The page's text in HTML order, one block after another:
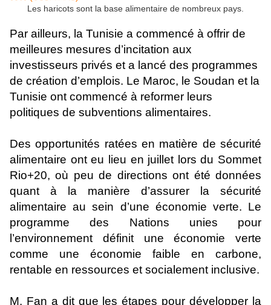
Les haricots sont la base alimentaire de nombreux pays.
Par ailleurs, la Tunisie a commencé à offrir de
meilleures mesures d’incitation aux
investisseurs privés et a lancé des programmes
de création d’emplois. Le Maroc, le Soudan et la
Tunisie ont commencé à reformer leurs
politiques de subventions alimentaires.
Des opportunités ratées en matière de sécurité
alimentaire ont eu lieu en juillet lors du Sommet
Rio+20, où peu de directions ont été données
quant à la manière d’assurer la sécurité
alimentaire au sein d’une économie verte. Le
programme des Nations unies pour
l’environnement définit une économie verte
comme une économie faible en carbone,
rentable en ressources et socialement inclusive.
M. Fan a dit que les étapes pour développer la